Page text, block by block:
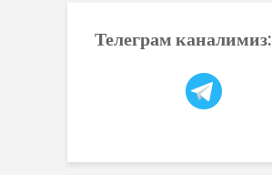
Телеграм каналимиз: